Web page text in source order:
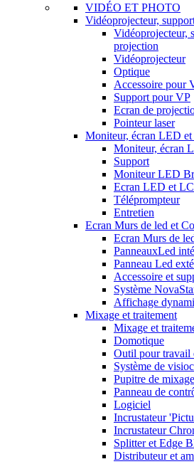
VIDÉO ET PHOTO
Vidéoprojecteur,
Vidéoprojecteur,
projection
Vidéoprojecteur
Optique
Accessoire pour
Support pour VP
Ecran de
Pointeur laser
Moniteur, écran LED
Moniteur, écran
Support
Moniteur LED
Ecran LED et
Téléprompteur
Entretien
Ecran Murs de led et
Ecran Murs de
PanneauxLed
Panneau Led
Accessoire et
Système
Affichage
Mixage et traitement
Mixage et
Domotique
Outil pour travail
Système de
Pupitre de
Panneau de
Logiciel
Incrustateur
Incrustateur
Splitter et Edge
Distributeur et